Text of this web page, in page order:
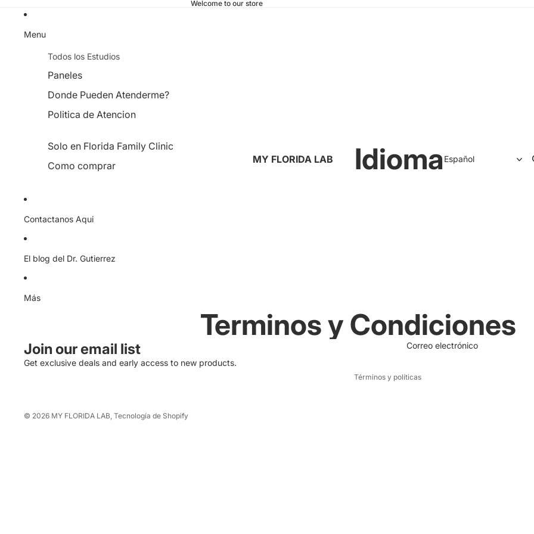
Welcome to our store
Menu
Todos los Estudios
Paneles
Donde Pueden Atenderme?
Politica de Atencion
Solo en Florida Family Clinic
Como comprar
Contactanos Aqui
El blog del Dr. Gutierrez
Más
MY FLORIDA LAB Idioma
Terminos y Condiciones
Join our email list
Get exclusive deals and early access to new products.
Correo electrónico
© 2026 MY FLORIDA LAB Tecnología de Shopify
Términos y políticas
Política de privacidad